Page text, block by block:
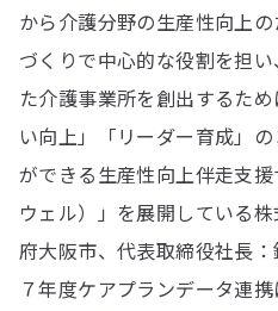
から介護分野の生産性向上
づくりで中心的な役割を担
た介護事業所を創出するた
い向上」「リーダー育成」
ができる生産性向上伴走支
ウェル）」を展開している
府大阪市、代表取締役社長
７年度ケアプランデータ連